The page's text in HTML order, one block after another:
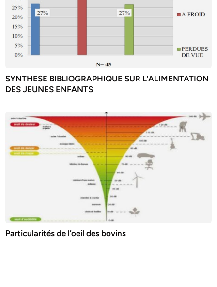
SYNTHESE BIBLIOGRAPHIQUE SUR L’ALIMENTATION
DES JEUNES ENFANTS
Particularités de l’oeil des bovins